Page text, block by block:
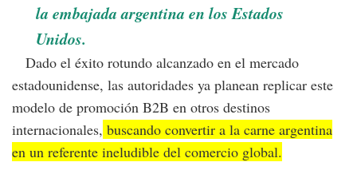
la embajada argentina en los Estados
Unidos.
Dado el éxito rotundo alcanzado en el mercado
estadounidense, las autoridades ya planean replicar este
modelo de promoción B2B en otros destinos
internacionales, buscando convertir a la carne argentina
en un referente ineludible del comercio global.